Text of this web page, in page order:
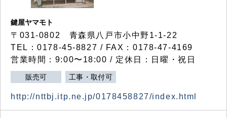
鍵屋ヤマモト
〒031-0802 青森県八戸市小中野1-1-22
TEL：0178-45-8827 / FAX：0178-47-4169
営業時間：9:00〜18:00 / 定休日：日曜・祝日
販売可 工事・取付可
http://nttbj.itp.ne.jp/0178458827/index.html